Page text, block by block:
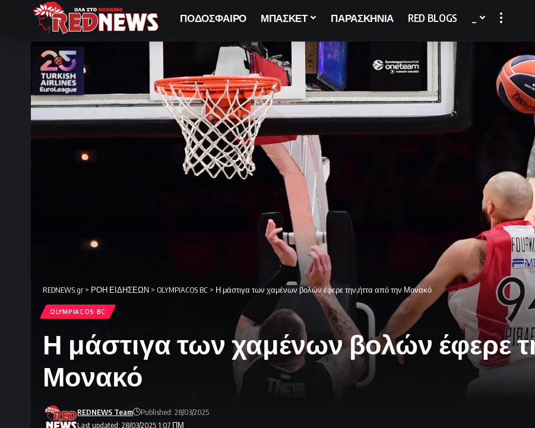
ΠΟΔΟΣΦΑΙΡΟ ΜΠΑΣΚΕΤ ΠΑΡΑΣΚΗΝΙΑ RED BLOGS
REDNEWS.gr > ΡΟΗ ΕΙΔΗΣΕΩΝ > OLYMPIACOS BC > Η μάστιγα των χαμένων βολών έφερε την ήττα από την Μονακό
OLYMPIACOS BC
Η μάστιγα των χαμένων βολών έφερε
Μονακό
Last updated: 28/03/2025 1:07 ΠΜ
REDNEWS Team Published: 28/03/2025